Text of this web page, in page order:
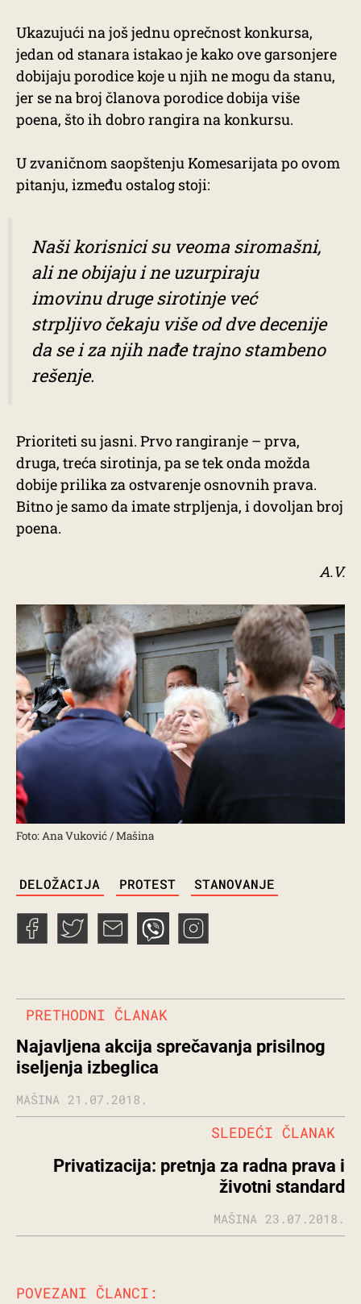
Ukazujući na još jednu oprečnost konkursa,
jedan od stanara istakao je kako ove garsonjere
dobijaju porodice koje u njih ne mogu da stanu,
jer se na broj članova porodice dobija više
poena, što ih dobro rangira na konkursu.
U zvaničnom saopštenju Komesarijata po ovom
pitanju, između ostalog stoji:
Naši korisnici su veoma siromašni,
ali ne obijaju i ne uzurpiraju
imovinu druge sirotinje već
strpljivo čekaju više od dve decenije
da se i za njih nađe trajno stambeno
rešenje.
Prioriteti su jasni. Prvo rangiranje – prva,
druga, treća sirotinja, pa se tek onda možda
dobije prilika za ostvarenje osnovnih prava.
Bitno je samo da imate strpljenja, i dovoljan broj
poena.
A.V.
Foto: Ana Vuković / Mašina
DELOŽACIJA PROTEST STANOVANJE
PRETHODNI ČLANAK
Najavljena akcija sprečavanja prisilnog
iseljenja izbeglica
MAŠINA 21.07.2018.
Privatizacija: pretnja za radna prava i
životni standard
SLEDEĆI ČLANAK
MAŠINA 23.07.2018.
POVEZANI ČLANCI: